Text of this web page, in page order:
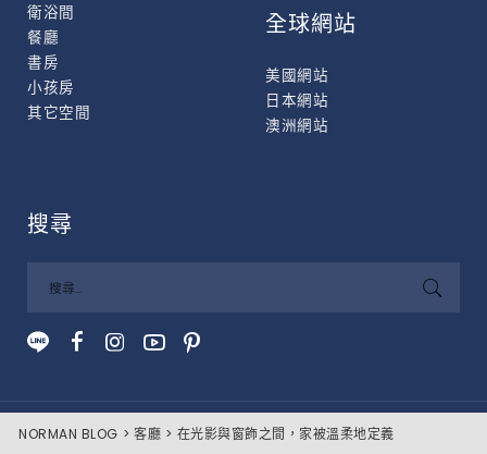
NORMAN BLOG 客廳 在光影與窗飾之間，家被溫柔地定義
衛浴間
餐廳
書房
小孩房
其它空間
全球網站
美國網站
日本網站
澳洲網站
搜尋
©2021 Nien Made Enterprise Co., Ltd. All Rights Reserved.